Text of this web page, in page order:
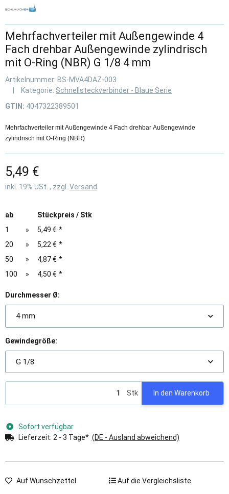
Mehrfachverteiler mit Außengewinde 4
Fach drehbar Außengewinde zylindrisch
mit O-Ring (NBR) G 1/8 4 mm
Artikelnummer: BS-MVA4DAZ-003
Kategorie: Schnellsteckverbinder - Blaue Serie
GTIN: 4047322389501
Mehrfachverteiler mit Außengewinde 4 Fach drehbar Außengewinde
zylindrisch mit O-Ring (NBR)
5,49 €
inkl. 19% USt. , zzgl. Versand
ab
Stückpreis / Stk
1
» 5,49 € *
20
» 5,22 € *
50
» 4,87 € *
100
» 4,50 € *
Durchmesser Ø:
4 mm
Gewindegröße:
G 1/8
Stk In den Warenkorb
Sofort verfügbar
Lieferzeit: 2 - 3 Tage* (DE - Ausland abweichend)
Auf Wunschzettel Auf die Vergleichsliste